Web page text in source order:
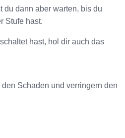
du dann aber warten, bis du
Stufe hast.
hast, hol dir auch das
Schaden und verringern den